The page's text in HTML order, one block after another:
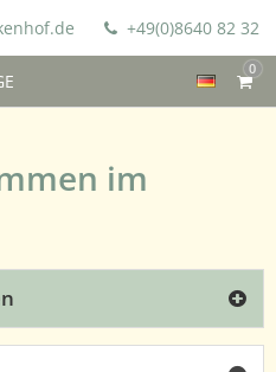
+49(0)8640 82 32
0
im